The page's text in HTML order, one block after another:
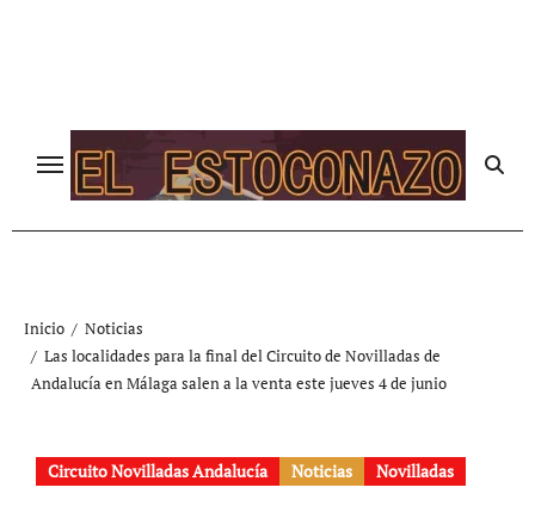
Inicio
Noticias
Las localidades para la final del Circuito de Novilladas de
Andalucía en Málaga salen a la venta este jueves 4 de junio
Circuito Novilladas Andalucía Noticias Novilladas